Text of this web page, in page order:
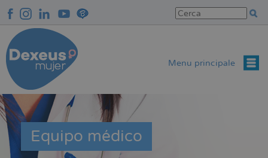
contenuto
principale
Menu principale
Equipo médico